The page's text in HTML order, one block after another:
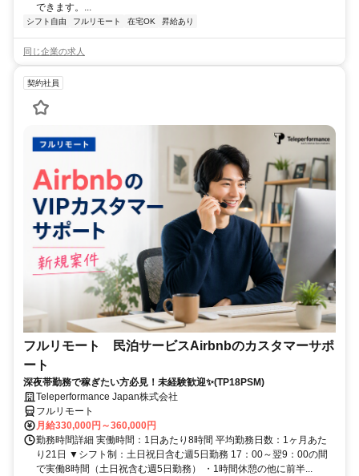
できます。...
シフト自由 フルリモート 在宅OK 昇給あり
同じ企業の求人
契約社員
フルリモート 民泊サービスAirbnbのカスタマーサポ
ート
深夜帯勤務で稼ぎたい方必見！未経験歓迎✨(TP18PSM)
Teleperformance Japan株式会社
フルリモート
月給330,000円～360,000円
勤務時間詳細 実働時間：1日あたり8時間 平均勤務日数：1ヶ月あた
り21日 ▼シフト制：土日祝日含む週5日勤務 17：00～翌9：00の間
で実働8時間（土日祝含む週5日勤務） ・1時間休憩の他に前半...